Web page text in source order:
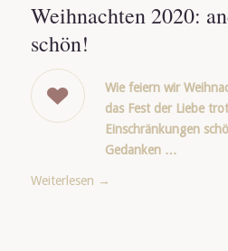
Weihnachten 2020:
schön!
Wie feiern wir
das Fest der Liebe
Einschränkungen
Gedanken …
Weiterlesen →